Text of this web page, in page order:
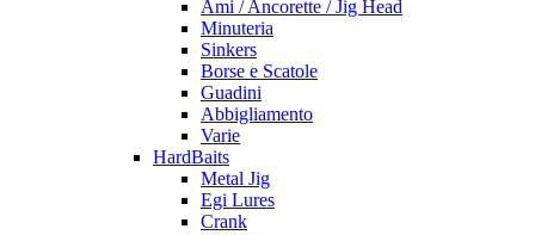
Ami / Ancorette / Jig Head
Minuteria
Sinkers
Borse e Scatole
Guadini
Abbigliamento
Varie
HardBaits
Metal Jig
Egi Lures
Crank